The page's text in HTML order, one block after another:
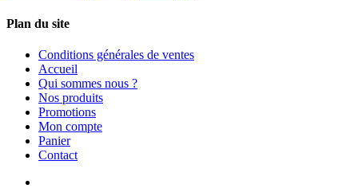
Plan du site
Conditions générales de ventes
Accueil
Qui sommes nous ?
Nos produits
Promotions
Mon compte
Panier
Contact